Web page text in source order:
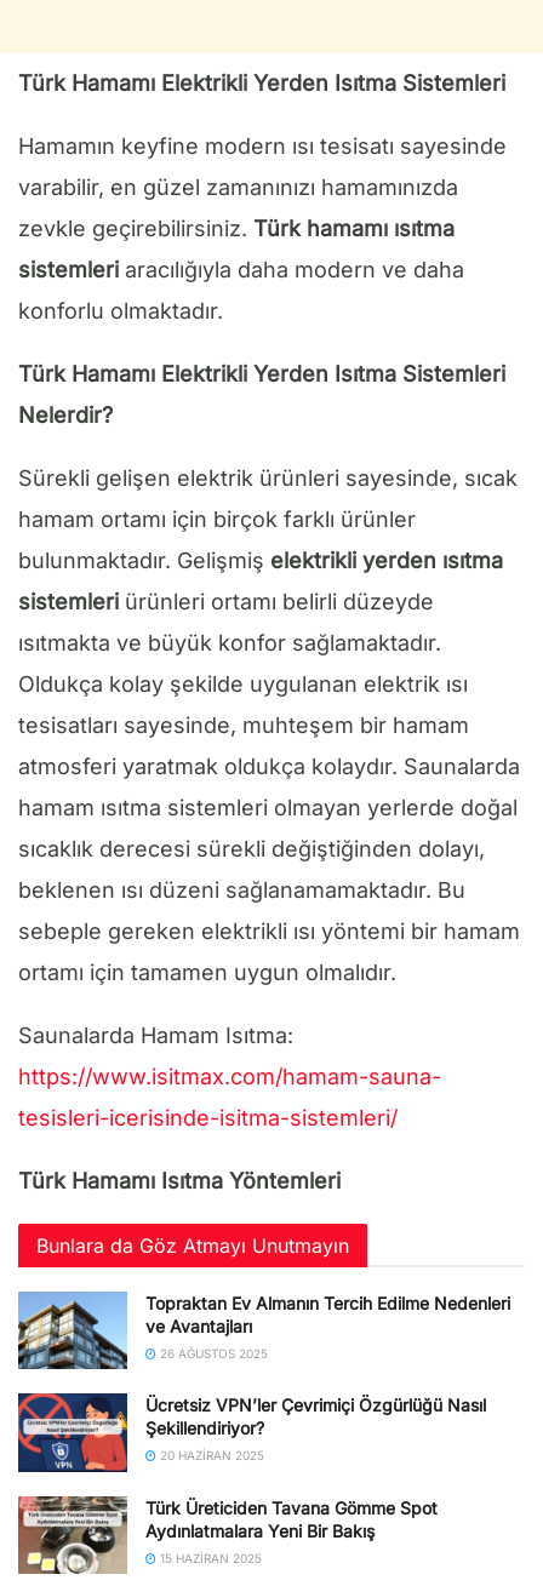
Türk Hamamı Elektrikli Yerden Isıtma Sistemleri
Hamamın keyfine modern ısı tesisatı sayesinde
varabilir, en güzel zamanınızı hamamınızda
zevkle geçirebilirsiniz. Türk hamamı ısıtma
sistemleri aracılığıyla daha modern ve daha
konforlu olmaktadır.
Türk Hamamı Elektrikli Yerden Isıtma Sistemleri
Nelerdir?
Sürekli gelişen elektrik ürünleri sayesinde, sıcak
hamam ortamı için birçok farklı ürünler
bulunmaktadır. Gelişmiş elektrikli yerden ısıtma
sistemleri ürünleri ortamı belirli düzeyde
ısıtmakta ve büyük konfor sağlamaktadır.
Oldukça kolay şekilde uygulanan elektrik ısı
tesisatları sayesinde, muhteşem bir hamam
atmosferi yaratmak oldukça kolaydır. Saunalarda
hamam ısıtma sistemleri olmayan yerlerde doğal
sıcaklık derecesi sürekli değiştiğinden dolayı,
beklenen ısı düzeni sağlanamamaktadır. Bu
sebeple gereken elektrikli ısı yöntemi bir hamam
ortamı için tamamen uygun olmalıdır.
Saunalarda Hamam Isıtma:
https://www.isitmax.com/hamam-sauna-
tesisleri-icerisinde-isitma-sistemleri/
Türk Hamamı Isıtma Yöntemleri
Bunlara da Göz Atmayı Unutmayın
Topraktan Ev Almanın Tercih Edilme Nedenleri
ve Avantajları
26 AĞUSTOS 2025
Ücretsiz VPN’ler Çevrimiçi Özgürlüğü Nasıl
Şekillendiriyor?
20 HAZIRAN 2025
Türk Üreticiden Tavana Gömme Spot
Aydınlatmalara Yeni Bir Bakış
15 HAZIRAN 2025